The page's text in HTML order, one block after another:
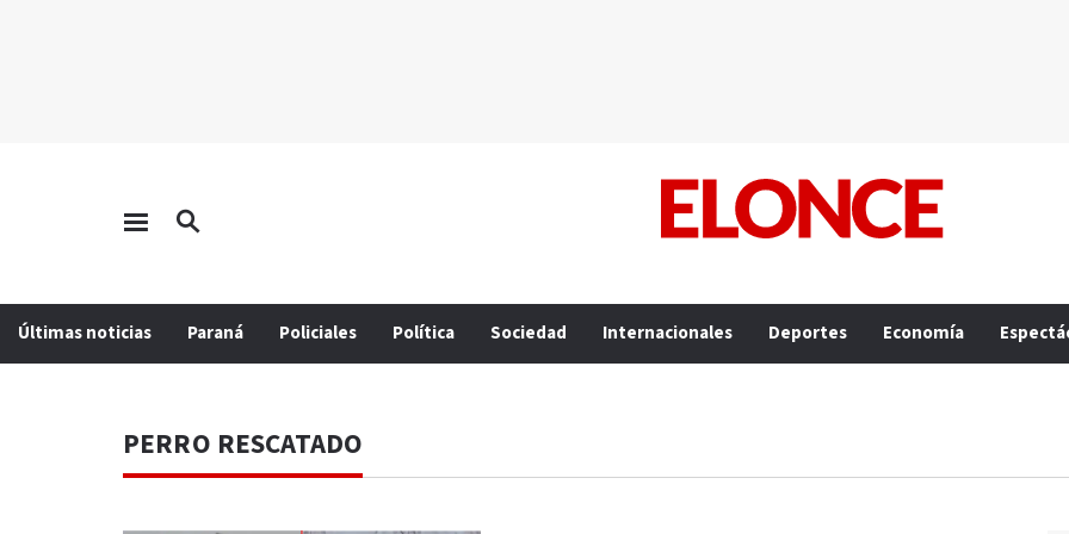
Últimas noticias Paraná Policiales Política Sociedad Internacionales Deportes Economía
PERRO RESCATADO